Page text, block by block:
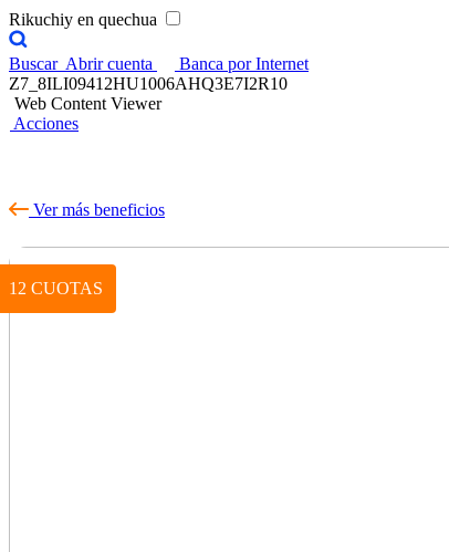
Rikuchiy en quechua
Buscar Abrir cuenta
Banca por Internet
Z7_8ILI09412HU1006AHQ3E7I2R10
Web Content Viewer
Acciones
Ver más beneficios
12 CUOTAS